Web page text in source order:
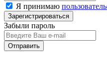
Я принимаю
Забыли пароль